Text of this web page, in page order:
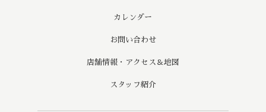
カレンダー
お問い合わせ
店舗情報・アクセス＆地図
スタッフ紹介